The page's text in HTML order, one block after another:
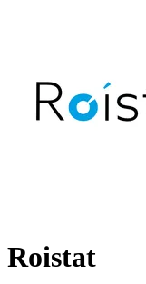
Roistat